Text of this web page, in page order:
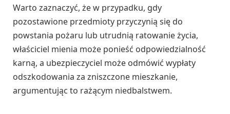
Warto zaznaczyć, że w przypadku, gdy
pozostawione przedmioty przyczynią się do
powstania pożaru lub utrudnią ratowanie życia,
właściciel mienia może ponieść odpowiedzialność
karną, a ubezpieczyciel może odmówić wypłaty
odszkodowania za zniszczone mieszkanie,
argumentując to rażącym niedbalstwem.